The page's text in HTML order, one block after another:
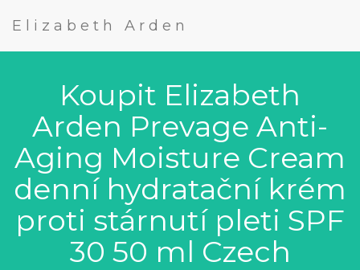
Elizabeth Arden
Koupit Elizabeth
Arden Prevage Anti-
Aging Moisture Cream
denní hydratační krém
proti stárnutí pleti SPF
30 50 ml Czech